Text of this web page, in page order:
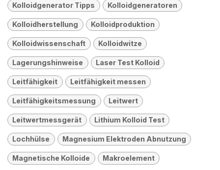
Kolloidgenerator Tipps Kolloidgeneratoren
Kolloidherstellung Kolloidproduktion
Kolloidwissenschaft Kolloidwitze
Lagerungshinweise Laser Test Kolloid
Leitfähigkeit Leitfähigkeit messen
Leitfähigkeitsmessung Leitwert
Leitwertmessgerät Lithium Kolloid Test
Lochhülse Magnesium Elektroden Abnutzung
Magnetische Kolloide Makroelement